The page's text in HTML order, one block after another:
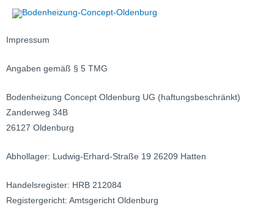
Impressum
Angaben gemäß § 5 TMG
Bodenheizung Concept Oldenburg UG (haftungsbeschränkt)
Zanderweg 34B
26127 Oldenburg
Abhollager: Ludwig-Erhard-Straße 19 26209 Hatten
Handelsregister: HRB 212084
Registergericht: Amtsgericht Oldenburg